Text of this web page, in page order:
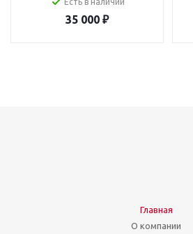
35 000 ₽
Главная
О компании